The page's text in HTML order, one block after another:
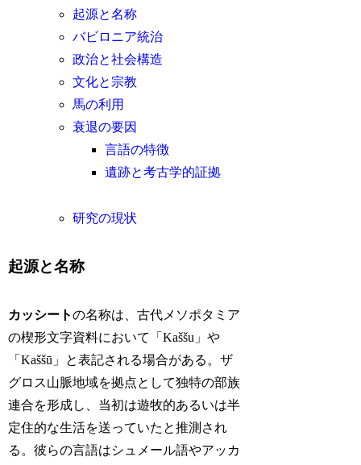
起源と名称
バビロニア統治
政治と社会構造
文化と宗教
馬の利用
衰退の要因
言語の特徴
遺跡と考古学的証拠
研究の現状
起源と名称
カッシートの名称は、古代メソポタミア
の楔形文字資料において「Kaššu」や
「Kaššū」と表記される場合がある。ザ
グロス山脈地域を拠点として独特の部族
連合を形成し、当初は遊牧的あるいは半
定住的な生活を送っていたと推測され
る。彼らの言語はシュメール語やアッカ